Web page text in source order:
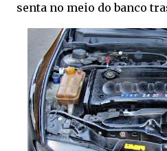
senta no meio do banco